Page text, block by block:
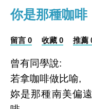
你是那種咖啡
留言 0 收藏 0 推薦
曾有同學說:
若拿咖啡做比喻,
妳是那種南美偏